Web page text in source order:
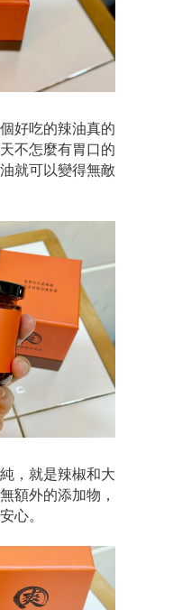
好吃的辣油真的
不怎麼有胃口的
就可以變得無敵
，就是辣椒和大
額外的添加物，
心。